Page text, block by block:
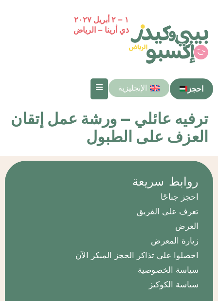
١ – ٢ أبريل ٢٠٢٧
ذي أرينا – الرياض
احجز الإنجليزية
ترفيه عائلي – ورشة عمل إتقان
العزف على الطبول
روابط سريعة
احجز جناحًا
تعرف على الفريق
العرض
زيارة المعرض
احصلوا على تذاكر الحجز المبكر الآن
سياسة الخصوصية
سياسة الكوكيز